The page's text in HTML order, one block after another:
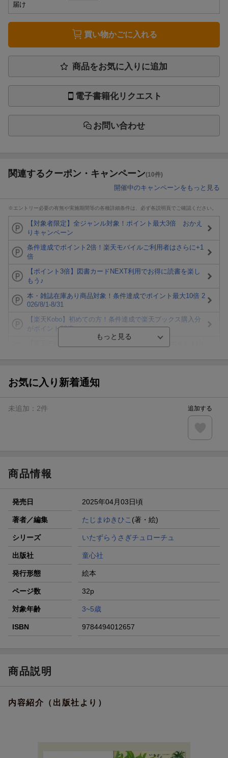
届け
買い物かごに入れる
商品をお気に入りに追加
電子書籍化リクエスト
お問い合わせ
関連するクーポン・キャンペーン(10件)
開催中のキャンペーンをもっと見る
※エントリー必要の有無や実施期間等の各種詳細条件は、必ず各説明頁でご確認ください。
【対象者限定】全ジャンル対象！ポイント最大3倍 おかえ
りキャンペーン
条件達成でポイント2倍！楽天モバイルご利用者はさらに+1
倍
【ポイント3倍】図書カードNEXT利用でお得に読書を楽し
もう♪
本・雑誌在庫あり商品対象！条件達成でポイント最大10倍 2
026/8/1-8/31
【楽天Kobo】初めての方！条件達成で楽天ブックス購入分
がポイント20倍
ト山分け
エントリー＆3,000円以上購入で無料データSIM（3GB/月プ
楽天モバイル紹介キャンペーンの拡散で300円OFFクーポン
お気に入り新着通知
未追加： 2件 追加する
商品情報
発売日 2025年04月03日頃
著者／編集 たじまゆきひこ (著・絵)
シリーズ いたずらうさぎチュローチュ
出版社 童心社
発行形態 絵本
ページ数 32p
対象年齢 3~5歳
ISBN 9784494012657
商品説明
内容紹介（出版社より）